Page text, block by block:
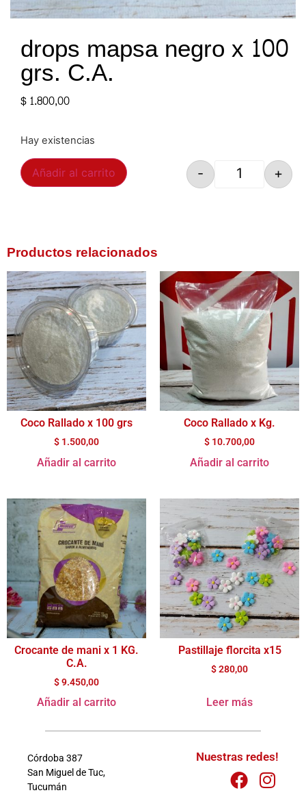
drops mapsa negro x 100
grs. C.A.
$1.800,00
Hay existencias
- +
Añadir al carrito
Productos relacionados
Coco Rallado x 100 grs
$ 1.500,00
Añadir al carrito
Coco Rallado x Kg.
$ 10.700,00
Añadir al carrito
Crocante de mani x 1 KG.
C.A.
$9.450,00
Añadir al carrito
Pastillaje florcita x15
$280,00
Leer más
Córdoba 387
San Miguel de Tuc,
Tucumán
Nuestras redes!